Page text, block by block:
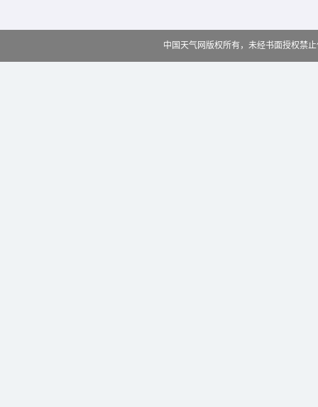
中国天气网版权所有，未经书面授权